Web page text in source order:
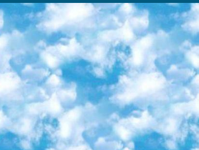
к примеру, есть серии «Биоинформатика и геномика», «Культура средневековой Скандинавии» и Cinema Studies о теории кино. Каждая подборка лекций — логически связанная история, рассказанная экспертом от первого лица. Кроме того, на сайте появляются научно-образовательные статьи и тесты на разные темы. 7. «Newочём» Команда проекта «Newочём» отбирает самые интересные тексты из англоязычных СМИ и переводит те из них, за которые голосуют участники сообщества «ВКонтакте». По большей части это научно-популярные статьи. Редакторы придумывают лишь заголовки, в остальном содержание переводов соответствует оригиналам. Полные тексты можно читать прямо в социальной сети. 8. InternetUrok Онлайн-база материалов по основным дисциплинам школьной программы. Информация на сайте структурирована по классам, предметам и темам (урокам). Каждый урок состоит из видеолекций и конспектов. Есть также интерактивные тренажёры и тесты для закрепления пройденного материала. Даже если вы давно окончили школу, возможность повторить программу старших классов всегда может пригодиться. 9. Edutainme Ещё один ресурс об образовании. В отличие от Newtonew, как мне кажется, Edutainme больше ориентируется на представителей индустрии: педагогов, предпринимателей, разработчиков образовательных проектов. Но и любой, кто просто стремится к саморазвитию, найдёт на сайте много полезного и интересного для себя. Например, информацию о новых курсах и образовательных сервисах. 10. Newtonew Онлайн-медиа об образовании и обучении в широком смысле. Авторы Newtonew пишут об инструментах, заведениях, тактиках и стратегиях, которые помогают учить других и получать новые знания самостоятельно. На этой площадке вы найдёте новости, обзоры, аналитические мат